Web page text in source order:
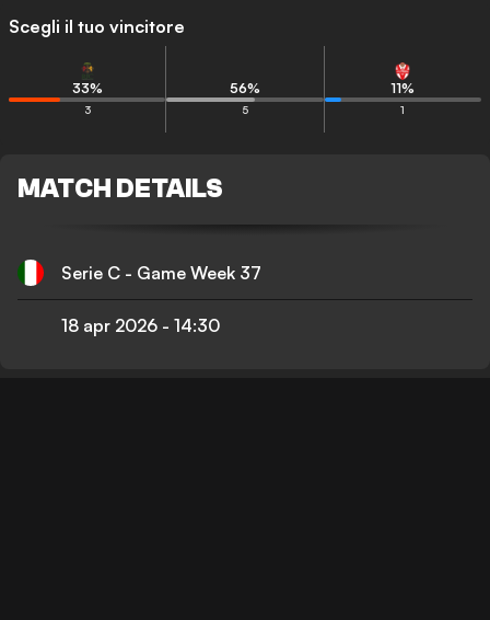
Scegli il tuo vincitore
33%
3
56%
5
11%
1
MATCH DETAILS
Serie C - Game Week 37
18 apr 2026 - 14:30